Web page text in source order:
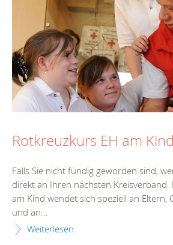
Rotkreuzkurs EH am Kind
Falls Sie nicht fündig geworden sind,
direkt an Ihren nächsten Kreisverband.
am Kind wendet sich speziell an Eltern,
und an...
Weiterlesen